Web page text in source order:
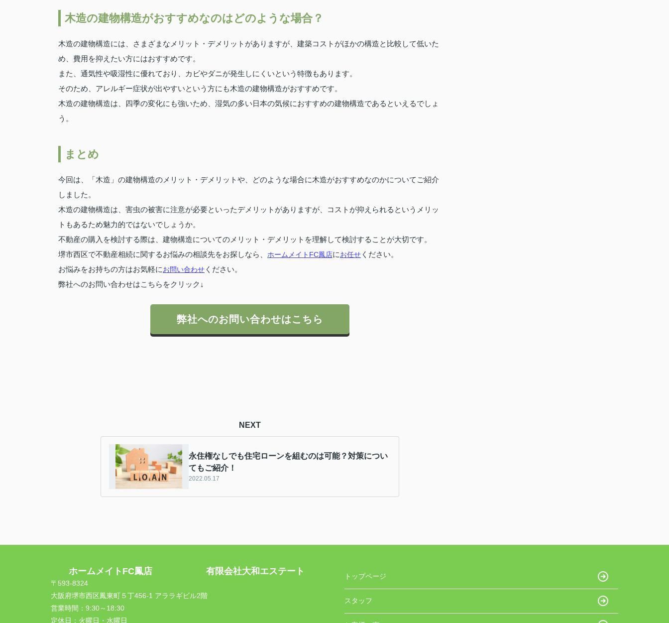
木造の建物構造がおすすめなのはどのような場合？
木造の建物構造には、さまざまなメリット・デメリットがありますが、建築コストがほかの構造と比較して低いた
め、費用を抑えたい方にはおすすめです。
また、通気性や吸湿性に優れており、カビやダニが発生しにくいという特徴もあります。
そのため、アレルギー症状が出やすいという方にも木造の建物構造がおすすめです。
木造の建物構造は、四季の変化にも強いため、湿気の多い日本の気候におすすめの建物構造であるといえるでしょ
う。
まとめ
今回は、「木造」の建物構造のメリット・デメリットや、どのような場合に木造がおすすめなのかについてご紹介
しました。
木造の建物構造は、害虫の被害に注意が必要といったデメリットがありますが、コストが抑えられるというメリッ
トもあるため魅力的ではないでしょうか。
不動産の購入を検討する際は、建物構造についてのメリット・デメリットを理解して検討することが大切です。
堺市西区で不動産相続に関するお悩みの相談先をお探しなら、 ホームメイトFC鳳店にお任せ ください。
お悩みをお持ちの方はお気軽にお問い合わせ ください。
弊社へのお問い合わせはこちらをクリック↓
弊社へのお問い合わせはこちら
NEXT
永住権なしでも住宅ローンを組むのは可能？対策につい
てもご紹介！
2022.05.17
ホームメイトFC鳳店 有限会社大和エステート
〒593-8324
大阪府堺市西区鳳東町５丁456-1 アララギビル2階
営業時間： 9:30～18:30
定休日： 火曜日・水曜日
トップページ
スタッフ